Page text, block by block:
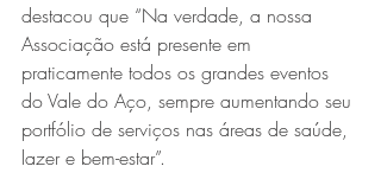
destacou que “Na verdade, a nossa
Associação está presente em
praticamente todos os grandes eventos
do Vale do Aço, sempre aumentando seu
portfólio de serviços nas áreas de saúde,
lazer e bem-estar”.